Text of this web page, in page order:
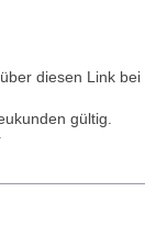
diesen Link bei
gültig.